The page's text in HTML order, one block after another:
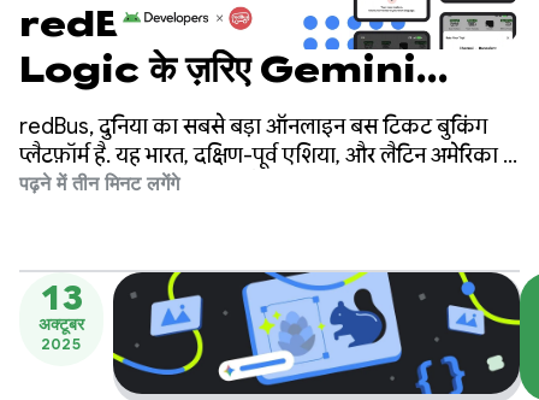
redBus ने Firebase AI
Logic के ज़रिए Gemini
Flash का इस्तेमाल करके, ग्राहकों
की समीक्षाओं की लंबाई को 57% तक
बढ़ाया
redBus, दुनिया का सबसे बड़ा ऑनलाइन बस टिकट बुकिंग
प्लैटफ़ॉर्म है. यह भारत, दक्षिण-पूर्व एशिया, और लैटिन अमेरिका में
लाखों यात्रियों को सेवाएं देता है.
पढ़ने में तीन मिनट लगेंगे
13
अक्टूबर
2025